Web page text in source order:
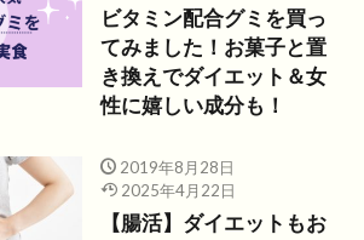
ビタミン配合グミを買っ
てみました！お菓子と置
き換えでダイエット＆女
性に嬉しい成分も！
2019年8月28日
2025年4月22日
【腸活】ダイエットもお